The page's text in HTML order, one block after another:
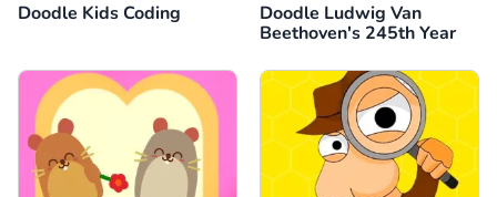
Doodle Kids Coding
Doodle Ludwig Van
Beethoven's 245th Year